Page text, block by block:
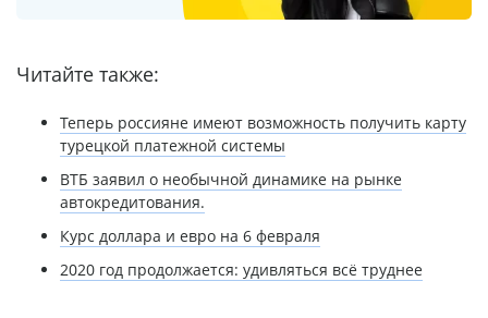
Читайте также:
Теперь россияне имеют возможность получить карту
турецкой платежной системы
ВТБ заявил о необычной динамике на рынке
автокредитования.
Курс доллара и евро на 6 февраля
2020 год продолжается: удивляться всё труднее